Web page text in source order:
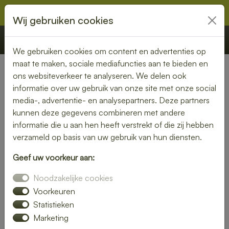
€ 0,00 Offerte Bestellen
Nederland» Espel
Lunch bezorgen in Espel –
vers, snel en zorgeloos
genieten
bezorgen in Espel en geniet van verse, smakelijke gerechten
zonder gedoe. Van luxe broodjes tot gezonde bowls – wij
bezorgen jouw favoriete lunch waar jij maar wilt.
Bestel eenvoudig online en wij zorgen voor een snelle
Wij gebruiken cookies
We gebruiken cookies om content en advertenties op
maat te maken, sociale mediafuncties aan te bieden en
ons websiteverkeer te analyseren. We delen ook
informatie over uw gebruik van onze site met onze social
media-, advertentie- en analysepartners. Deze partners
kunnen deze gegevens combineren met andere
informatie die u aan hen heeft verstrekt of die zij hebben
verzameld op basis van uw gebruik van hun diensten.
Geef uw voorkeur aan:
Noodzakelijke cookies
Voorkeuren
Statistieken
Marketing